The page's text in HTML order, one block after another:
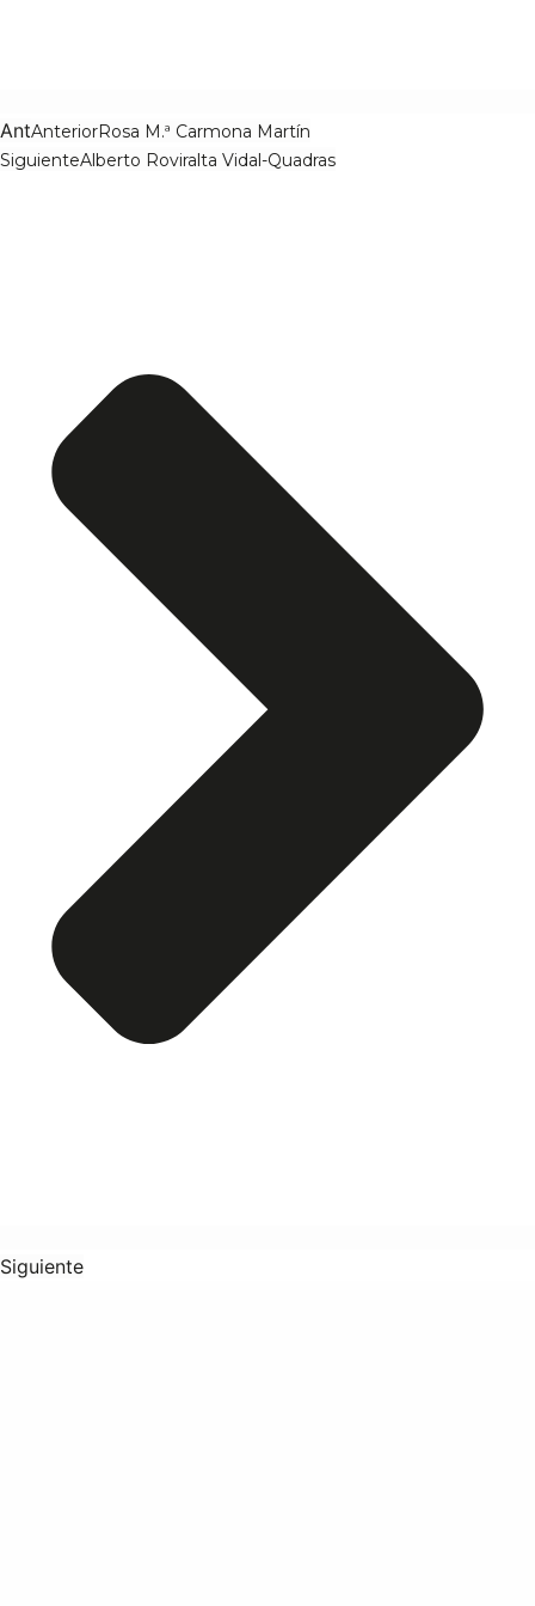
AntAnteriorRosa M.ª Carmona Martín
SiguienteAlberto Roviralta Vidal-Quadras
Siguiente